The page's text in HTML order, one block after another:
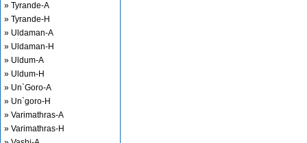
» Tyrande-A
» Tyrande-H
» Uldaman-A
» Uldaman-H
» Uldum-A
» Uldum-H
» Un`Goro-A
» Un`goro-H
» Varimathras-A
» Varimathras-H